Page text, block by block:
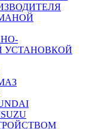
УСТАНОВКОЙ